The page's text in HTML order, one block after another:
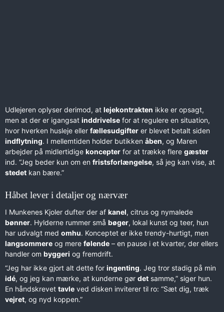
Udlejeren oplyser derimod, at lejekontrakten ikke er opsagt,
men at der er igangsat inddrivelse for at regulere en situation,
hvor hverken husleje eller fællesudgifter er blevet betalt siden
indflytning. I mellemtiden holder butikken åben, og Maren
arbejder på midlertidige koncepter for at trække flere gæster
ind. “Jeg beder kun om en fristsforlængelse, så jeg kan vise, at
stedet kan bære.”
Håbet lever i detaljer og nærvær
I Munkenes Kjoler dufter der af kanel, citrus og nymalede
bønner. Hylderne rummer små bøger, lokal kunst og teer, hun
har udvalgt med omhu. Konceptet er ikke trendy-hurtigt, men
langsommere og mere følende – en pause i et kvarter, der ellers
handler om byggeri og fremdrift.
“Jeg har ikke gjort alt dette for ingenting. Jeg tror stadig på min
idé, og jeg kan mærke, at kunderne gør det samme,” siger hun.
En håndskrevet tavle ved disken inviterer til ro: “Sæt dig, træk
vejret, og nyd koppen.”